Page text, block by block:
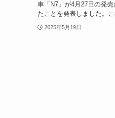
車「N7」が4月27日の発
たことを発表しました。
2025年5月19日